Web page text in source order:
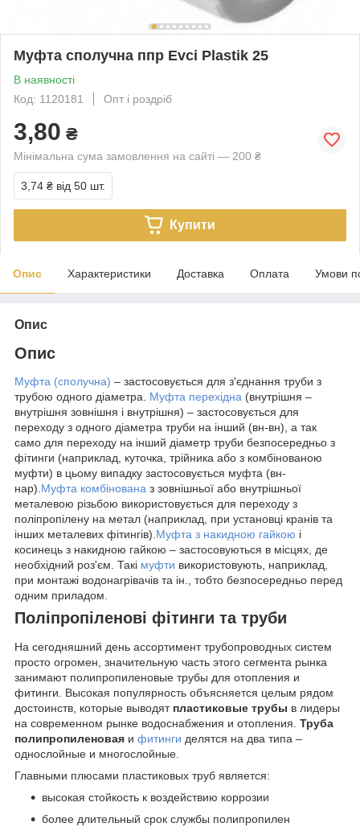
Муфта сполучна ппр Evci Plastik 25
В наявності
Код: 1120181
Опт і роздріб
3,80 ₴
Мінімальна сума замовлення на сайті — 200 ₴
3,74 ₴ від 50 шт.
Купити
Опис Характеристики Доставка Оплата Умови
Опис
Опис
Муфта (сполучна) – застосовується для з'єднання труби з
трубою одного діаметра. Муфта перехідна (внутрішня –
внутрішня зовнішня і внутрішня) – застосовується для
переходу з одного діаметра труби на інший (вн-вн), а так
само для переходу на інший діаметр труби безпосередньо з
фітинги (наприклад, куточка, трійника або з комбінованою
муфти) в цьому випадку застосовується муфта (вн-
нар).Муфта комбінована з зовнішньої або внутрішньої
металевою різьбою використовується для переходу з
поліпропілену на метал (наприклад, при установці кранів та
інших металевих фітингів).Муфта з накидною гайкою і
косинець з накидною гайкою – застосовуються в місцях, де
необхідний роз'єм. Такі муфти використовують, наприклад,
при монтажі водонагрівачів та ін., тобто безпосередньо перед
одним приладом.
Поліпропіленові фітинги та труби
На сегодняшний день ассортимент трубопроводных систем
просто огромен, значительную часть этого сегмента рынка
занимают полипропиленовые трубы для отопления и
фитинги. Высокая популярность объясняется целым рядом
достоинств, которые выводят пластиковые трубы в лидеры
на современном рынке водоснабжения и отопления. Труба
полипропиленовая и фитинги делятся на два типа –
однослойные и многослойные.
Главными плюсами пластиковых труб является:
высокая стойкость к воздействию коррозии
более длительный срок службы полипропилен